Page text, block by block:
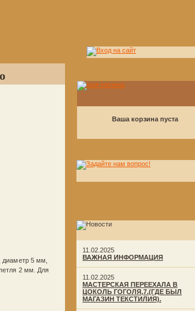
5 мм,
2 мм. Для
Ваша корзина пуста
11.02.2025
ВАЖНАЯ ИНФОРМАЦИЯ
11.02.2025
МАСТЕРСКАЯ ПЕРЕЕХАЛА В
ЦОКОЛЬ ГОГОЛЯ,7.(ГДЕ БЫЛ
МАГАЗИН ТЕКСТИЛИЯ).